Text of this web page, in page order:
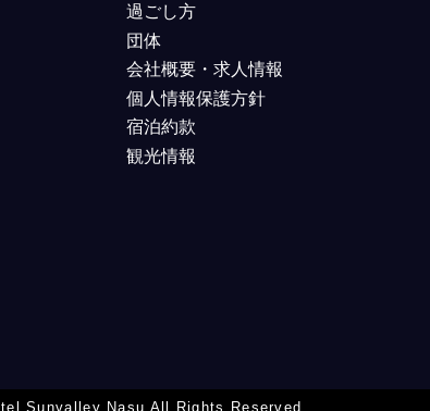
過ごし方
団体
会社概要・求人情報
個人情報保護方針
宿泊約款
観光情報
Sunvalley Nasu All Rights Reserved.